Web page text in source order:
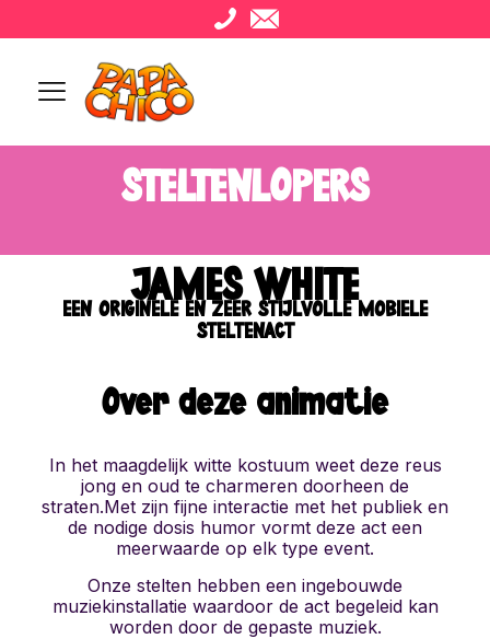
STELTENLOPERS
JAMES WHITE
EEN ORIGINELE EN ZEER STIJLVOLLE MOBIELE
STELTENACT
Over deze animatie
In het maagdelijk witte kostuum weet deze reus
jong en oud te charmeren doorheen de
straten.Met zijn fijne interactie met het publiek en
de nodige dosis humor vormt deze act een
meerwaarde op elk type event.
Onze stelten hebben een ingebouwde
muziekinstallatie waardoor de act begeleid kan
worden door de gepaste muziek.